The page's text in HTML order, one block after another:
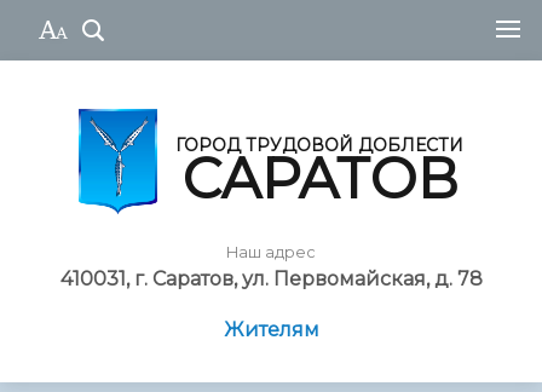
ГОРОД ТРУДОВОЙ ДОБЛЕСТИ
САРАТОВ
Наш адрес
410031, г. Саратов, ул. Первомайская, д. 78
Жителям